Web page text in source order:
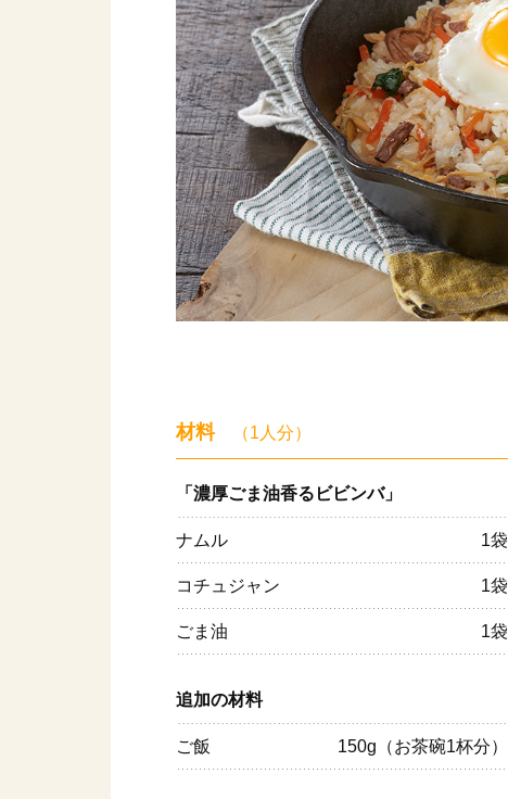
材料 （1人分）
「濃厚ごま油香るビビンバ」
ナムル 1袋
コチュジャン 1袋
ごま油 1袋
追加の材料
ご飯 150g（お茶碗1杯分）